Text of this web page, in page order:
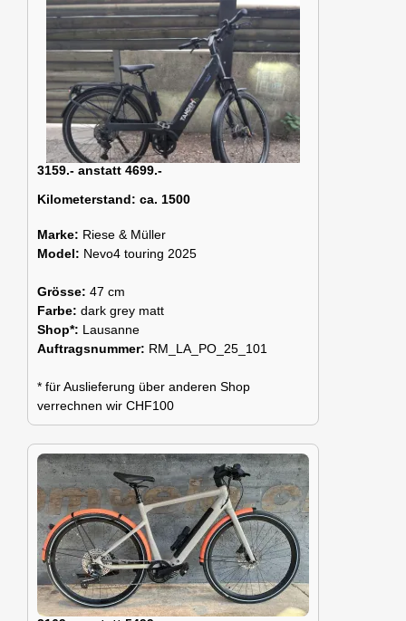
3159.- anstatt 4699.-
Kilometerstand: ca. 1500
Marke: Riese & Müller
Model: Nevo4 touring 2025
Grösse: 47 cm
Farbe: dark grey matt
Shop*: Lausanne
Auftragsnummer: RM_LA_PO_25_101
* für Auslieferung über anderen Shop
verrechnen wir CHF100